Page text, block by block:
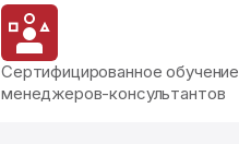
Сертифицированное обучение
менеджеров-консультантов